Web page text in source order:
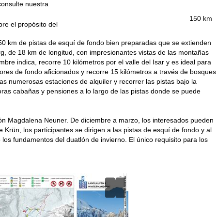
nuestra
el propósito del
150 km
km de pistas de esquí de fondo bien preparadas que se extienden
de 18 km de longitud, con impresionantes vistas de las montañas
indica, recorre 10 kilómetros por el valle del Isar y es ideal para
de fondo aficionados y recorre 15 kilómetros a través de bosques
numerosas estaciones de alquiler y recorrer las pistas bajo la
cabañas y pensiones a lo largo de las pistas donde se puede
Magdalena Neuner. De diciembre a marzo, los interesados pueden
los participantes se dirigen a las pistas de esquí de fondo y al
fundamentos del duatlón de invierno. El único requisito para los